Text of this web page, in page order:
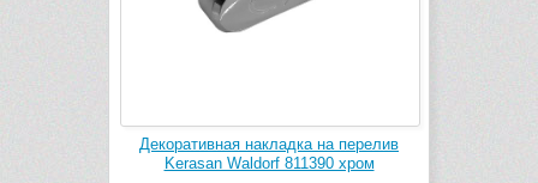
Декоративная накладка на перелив
Kerasan Waldorf 811390 хром